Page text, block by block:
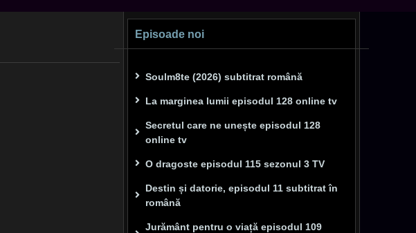
Episoade noi
Soulm8te (2026) subtitrat română
La marginea lumii episodul 128 online tv
Secretul care ne unește episodul 128
online tv
O dragoste episodul 115 sezonul 3 TV
Destin și datorie, episodul 11 subtitrat în
română
Jurământ pentru o viață episodul 109